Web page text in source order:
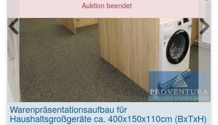
Auktion beendet
Warenpräsentationsaufbau für
Haushaltsgroßgeräte ca. 400x150x110cm (BxTxH)